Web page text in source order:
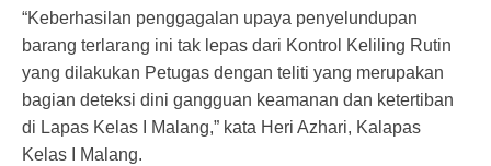
“Keberhasilan penggagalan upaya penyelundupan
barang terlarang ini tak lepas dari Kontrol Keliling Rutin
yang dilakukan Petugas dengan teliti yang merupakan
bagian deteksi dini gangguan keamanan dan ketertiban
di Lapas Kelas I Malang,” kata Heri Azhari, Kalapas
Kelas I Malang.